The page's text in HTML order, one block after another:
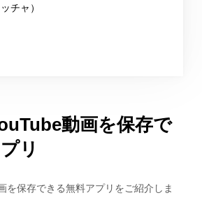
チャ）
動画を保存で
リ
を保存できる無料アプリをご紹介しま